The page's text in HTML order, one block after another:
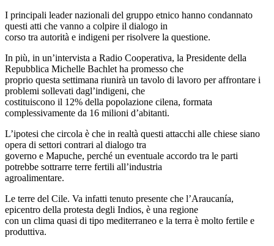
I principali leader nazionali del gruppo etnico hanno condannato
questi atti che vanno a colpire il dialogo in
corso tra autorità e indigeni per risolvere la questione.
In più, in un’intervista a Radio Cooperativa, la Presidente della
Repubblica Michelle Bachlet ha promesso che
proprio questa settimana riunirà un tavolo di lavoro per affrontare i
problemi sollevati dagl’indigeni, che
costituiscono il 12% della popolazione cilena, formata
complessivamente da 16 milioni d’abitanti.
L’ipotesi che circola è che in realtà questi attacchi alle chiese siano
opera di settori contrari al dialogo tra
governo e Mapuche, perché un eventuale accordo tra le parti
potrebbe sottrarre terre fertili all’industria
agroalimentare.
Le terre del Cile. Va infatti tenuto presente che l’Araucanía,
epicentro della protesta degli Indios, è una regione
con un clima quasi di tipo mediterraneo e la terra è molto fertile e
produttiva.